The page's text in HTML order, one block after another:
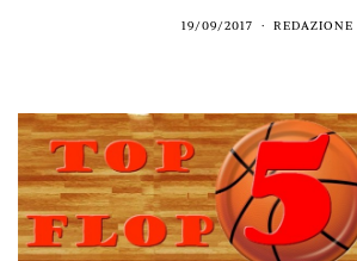
19/09/2017 REDAZIONE